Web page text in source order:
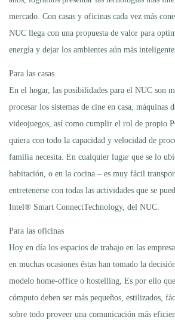
mercado. Con casas y oficinas cada vez más
NUC llega con una propuesta de valor para
energía y dejar los ambientes aún más
Para las casas
En el hogar, las posibilidades para el NUC son
procesar los sistemas de cine en casa, máquinas
videojuegos, así como cumplir el rol de propio
quiera con todo la capacidad y velocidad de
familia necesita. En cualquier lugar que se lo
habitación, o en la cocina – es muy fácil
entretenerse con todas las actividades que se
Intel® Smart ConnectTechnology, del NUC.
Para las oficinas
Hoy en día los espacios de trabajo en las
en muchas ocasiones éstas han tomado la
modelo home-office o hostelling, Es por ello
cómputo deben ser más pequeños, estilizados,
sobre todo proveer una comunicación más